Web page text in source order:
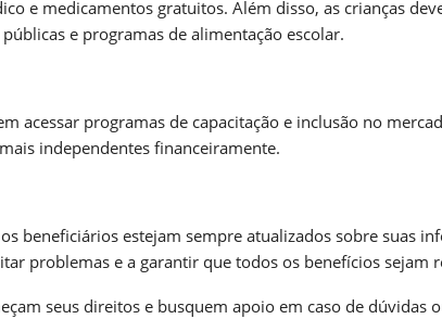
e medicamentos gratuitos. Além disso, as crianças
e programas de alimentação escolar.
acessar programas de capacitação e inclusão no
independentes financeiramente.
beneficiários estejam sempre atualizados sobre suas
problemas e a garantir que todos os benefícios sejam
seus direitos e busquem apoio em caso de dúvidas